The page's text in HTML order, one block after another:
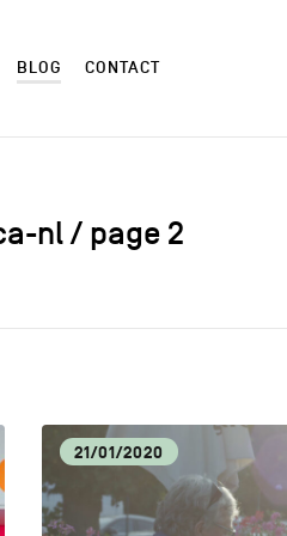
BLOG CONTACT
nl / page 2
AUTRES
CULTURE
21/01/2020